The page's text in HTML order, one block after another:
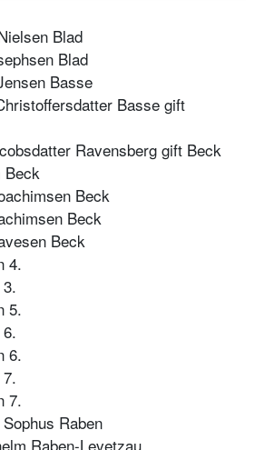
Blad
Blad
Basse
Basse gift
Ravensberg gift Beck
Beck
Beck
Beck
Beck
4.
5.
6.
7.
Raben
Raben-Levetzau